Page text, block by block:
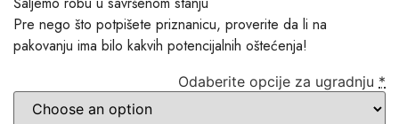
Pre nego što potpišete priznanicu, proverite da li na
pakovanju ima bilo kakvih potencijalnih oštećenja!
Odaberite opcije za ugradnju *